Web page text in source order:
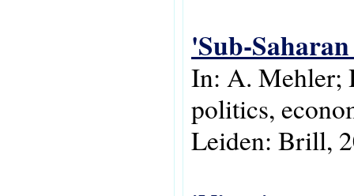
'Sub-
In: A. Mehler;
politics,
Leiden: Brill,